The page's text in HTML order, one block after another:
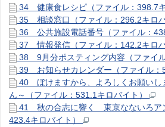
34 健康食レシピ（ファイル：398.7
35 相談窓口（ファイル：296.2キロ
36 公共施設電話番号（ファイル：
37 情報発信（ファイル：142.2キロ
38 9月分ポスティング内容（ファイ
39 お知らせカレンダー（ファイル
40 ぼけますから、よろしくお願いし
ん～（ファイル：531.1キロバイト）
41 秋の合志に響く 東京なないろア
423.4キロバイト）